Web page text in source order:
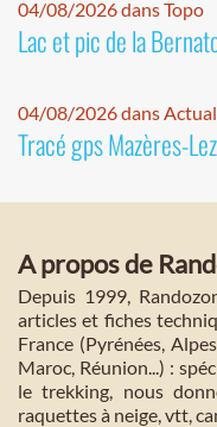
04/08/2026 dans Topo
Lac et pic de la
04/08/2026 dans
Tracé gps Mazères-
A propos de
Depuis 1999,
articles et fiches
France (Pyrénées,
Maroc, Réunion...) :
le trekking, nous
raquettes à neige, vtt,